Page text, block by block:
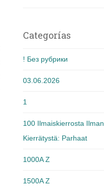
Categorías
! Без рубрики
03.06.2026
1
100 Ilmaiskierrosta Ilman
Kierrätystä: Parhaat
1000A Z
1500A Z